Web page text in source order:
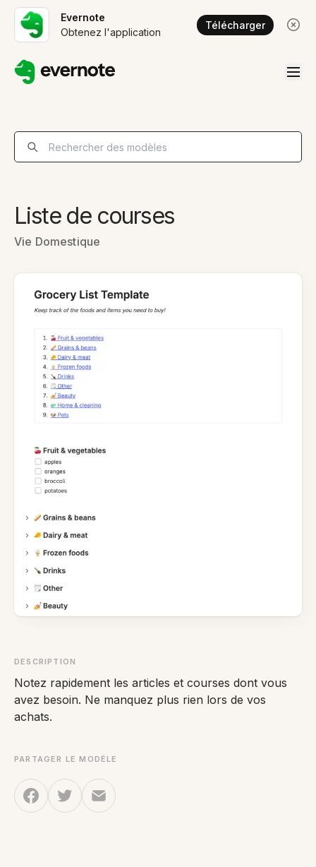
Evernote
Obtenez l'application
Télécharger
Liste de courses
Vie Domestique
DESCRIPTION
Notez rapidement les articles et courses dont vous
avez besoin. Ne manquez plus rien lors de vos
achats.
PARTAGER LE MODÈLE